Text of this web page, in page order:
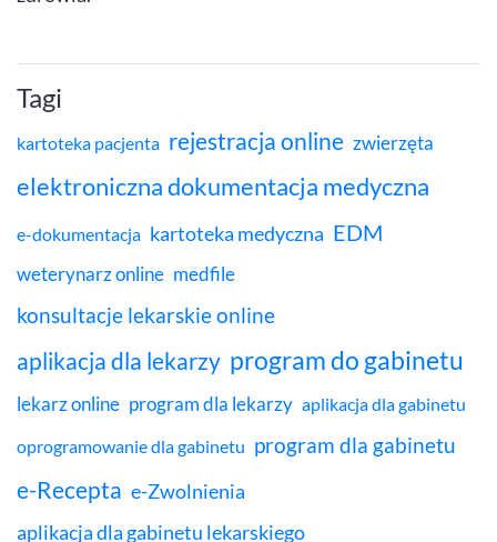
Tagi
kartoteka pacjenta rejestracja online zwierzęta
elektroniczna dokumentacja medyczna
e-dokumentacja kartoteka medyczna EDM
weterynarz online medfile
konsultacje lekarskie online
aplikacja dla lekarzy program do gabinetu
lekarz online program dla lekarzy aplikacja dla gabinetu
oprogramowanie dla gabinetu program dla gabinetu
e-Recepta e-Zwolnienia
aplikacja dla gabinetu lekarskiego